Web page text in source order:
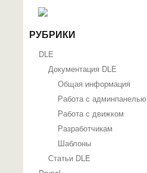
РУБРИКИ
DLE
Документация DLE
Общая информация
Работа с админпанелью
Работа с движком
Разработчикам
Шаблоны
Статьи DLE